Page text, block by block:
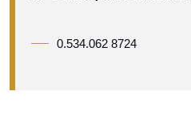
0.534.062 8724